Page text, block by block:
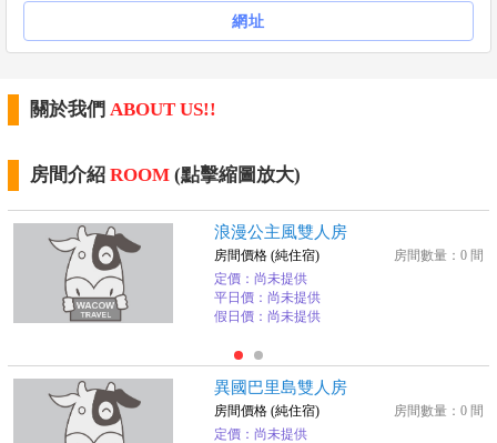
網址
關於我們 ABOUT US!!
房間介紹 ROOM (點擊縮圖放大)
浪漫公主風雙人房
房間數量：0 間
房間價格 (純住宿)
定價：尚未提供
平日價：尚未提供
假日價：尚未提供
異國巴里島雙人房
房間數量：0 間
房間價格 (純住宿)
定價：尚未提供